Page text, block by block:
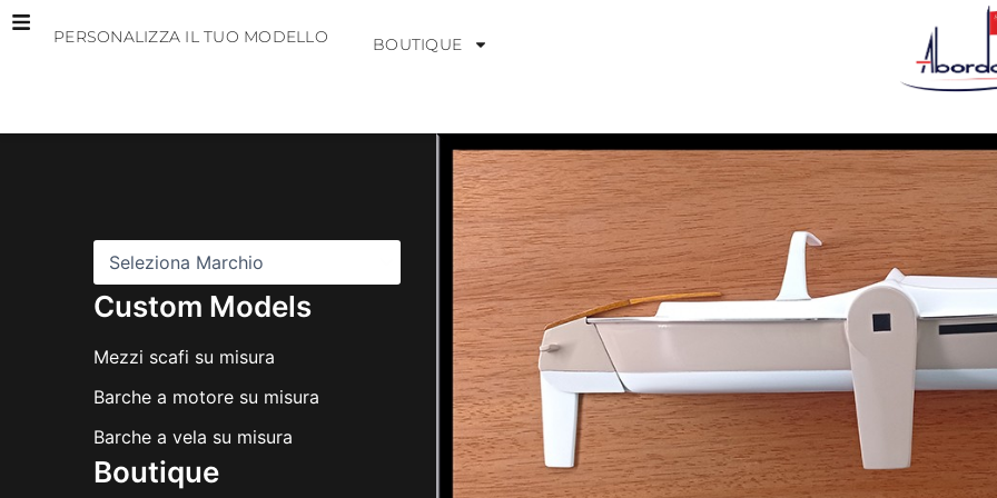
Vai
PERSONALIZZA IL TUO MODELLO BOUTIQUE
Custom Models
Mezzi scafi su misura
Barche a motore su misura
Barche a vela su misura
Boutique